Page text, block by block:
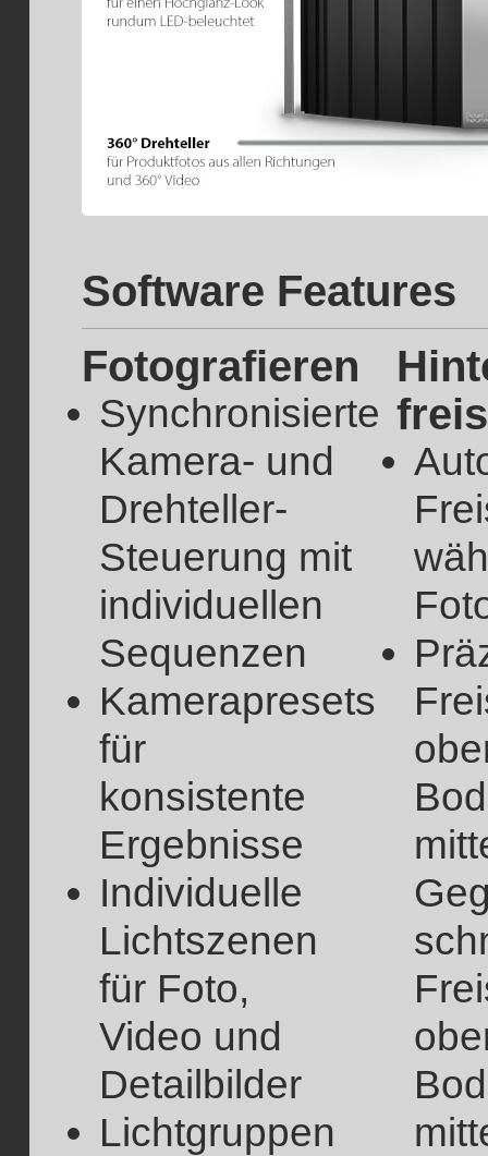
Software Features
Fotografieren
Synchronisierte
Kamera- und
Drehteller-
Steuerung mit
individuellen
Sequenzen
Kamerapresets
für
konsistente
Ergebnisse
Individuelle
Lichtszenen
für Foto,
Video und
Detailbilder
Lichtgruppen